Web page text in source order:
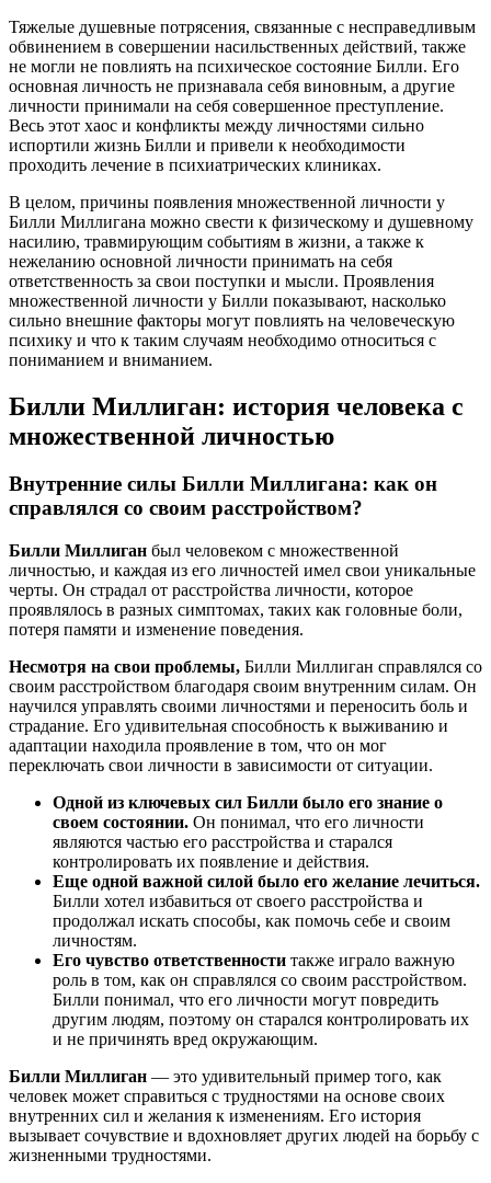
Тяжелые душевные потрясения, связанные с несправедливым
обвинением в совершении насильственных действий, также
не могли не повлиять на психическое состояние Билли. Его
основная личность не признавала себя виновным, а другие
личности принимали на себя совершенное преступление.
Весь этот хаос и конфликты между личностями сильно
испортили жизнь Билли и привели к необходимости
проходить лечение в психиатрических клиниках.
В целом, причины появления множественной личности у
Билли Миллигана можно свести к физическому и душевному
насилию, травмирующим событиям в жизни, а также к
нежеланию основной личности принимать на себя
ответственность за свои поступки и мысли. Проявления
множественной личности у Билли показывают, насколько
сильно внешние факторы могут повлиять на человеческую
психику и что к таким случаям необходимо относиться с
пониманием и вниманием.
Билли Миллиган: история человека с
множественной личностью
Внутренние силы Билли Миллигана: как он
справлялся со своим расстройством?
Билли Миллиган был человеком с множественной
личностью, и каждая из его личностей имел свои уникальные
черты. Он страдал от расстройства личности, которое
проявлялось в разных симптомах, таких как головные боли,
потеря памяти и изменение поведения.
Несмотря на свои проблемы, Билли Миллиган справлялся со
своим расстройством благодаря своим внутренним силам. Он
научился управлять своими личностями и переносить боль и
страдание. Его удивительная способность к выживанию и
адаптации находила проявление в том, что он мог
переключать свои личности в зависимости от ситуации.
Одной из ключевых сил Билли было его знание о
своем состоянии. Он понимал, что его личности
являются частью его расстройства и старался
контролировать их появление и действия.
Еще одной важной силой было его желание лечиться.
Билли хотел избавиться от своего расстройства и
продолжал искать способы, как помочь себе и своим
личностям.
Его чувство ответственности также играло важную
роль в том, как он справлялся со своим расстройством.
Билли понимал, что его личности могут повредить
другим людям, поэтому он старался контролировать их
и не причинять вред окружающим.
Билли Миллиган — это удивительный пример того, как
человек может справиться с трудностями на основе своих
внутренних сил и желания к изменениям. Его история
вызывает сочувствие и вдохновляет других людей на борьбу с
жизненными трудностями.